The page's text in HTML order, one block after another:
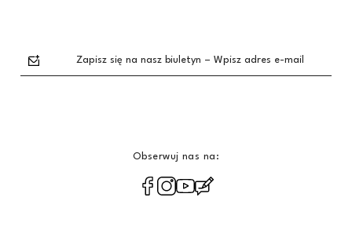
Zapisz się na nasz biuletyn – Wpisz adres e-mail
Obserwuj nas na: